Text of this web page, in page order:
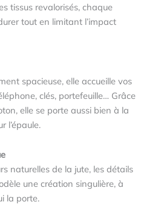
tissus revalorisés, chaque
tout en limitant l’impact
spacieuse, elle accueille vos
clés, portefeuille… Grâce
elle se porte aussi bien à la
l’épaule.
naturelles de la jute, les détails
une création singulière, à
la porte.